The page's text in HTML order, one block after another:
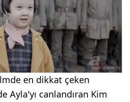
en dikkat çeken
Ayla'yı canlandıran Kim